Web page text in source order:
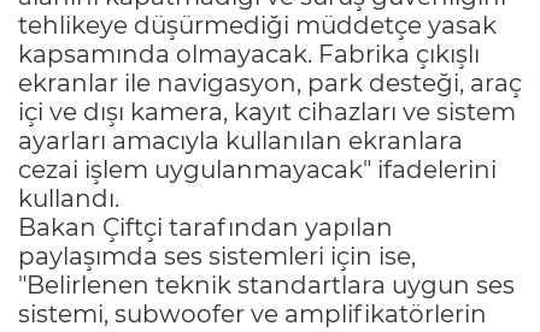
tehlikeye düşürmediği müddetçe yasak
kapsamında olmayacak. Fabrika çıkışlı
ekranlar ile navigasyon, park desteği, araç
içi ve dışı kamera, kayıt cihazları ve sistem
ayarları amacıyla kullanılan ekranlara
cezai işlem uygulanmayacak" ifadelerini
kullandı.
Bakan Çiftçi tarafından yapılan
paylaşımda ses sistemleri için ise,
"Belirlenen teknik standartlara uygun ses
sistemi, subwoofer ve amplifikatörlerin